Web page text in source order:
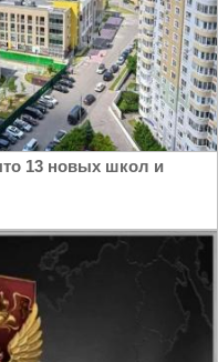
13 новых школ и